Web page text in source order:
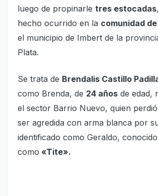
luego de propinarle tres estocadas
hecho ocurrido en la comunidad
el municipio de Imbert de la
Plata.
Se trata de Brendalis Castillo
como Brenda, de 24 años de edad,
el sector Barrio Nuevo, quien
ser agredida con arma blanca por
identificado como Geraldo, conocido
como «Tite».